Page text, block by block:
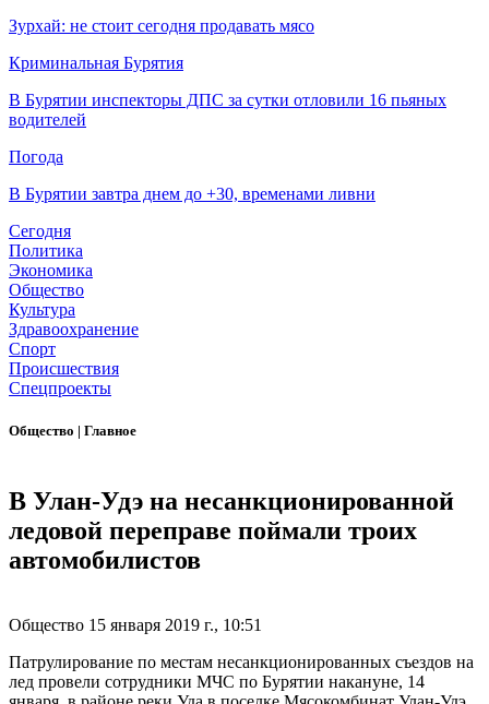
Зурхай: не стоит сегодня продавать мясо
Криминальная Бурятия
В Бурятии инспекторы ДПС за сутки отловили 16 пьяных
водителей
Погода
В Бурятии завтра днем до +30, временами ливни
Сегодня
Политика
Экономика
Общество
Культура
Здравоохранение
Спорт
Происшествия
Спецпроекты
Общество | Главное
В Улан-Удэ на несанкционированной
ледовой переправе поймали троих
автомобилистов
Общество 15 января 2019 г., 10:51
Патрулирование по местам несанкционированных съездов на
лед провели сотрудники МЧС по Бурятии накануне, 14